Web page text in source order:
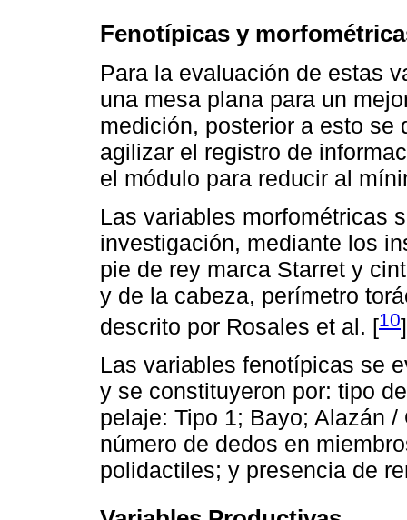
Fenotípicas y
Para la evaluación de estas
una mesa plana para un
medición, posterior a esto se
agilizar el registro de
el módulo para reducir al
Las variables morfométricas
investigación, mediante los
pie de rey marca Starret y
y de la cabeza, perímetro
descrito por Rosales et al. [10
Las variables fenotípicas se
y se constituyeron por: tipo
pelaje: Tipo 1; Bayo; Alazán
número de dedos en
polidactiles; y presencia de